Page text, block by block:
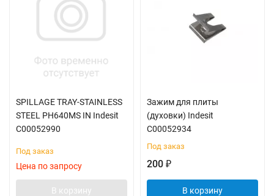
SPILLAGE TRAY-STAINLESS
STEEL PH640MS IN Indesit
C00052990
Под заказ
Цена по запросу
В корзину
Зажим для плиты
(духовки) Indesit
C00052934
Под заказ
200 ₽
В корзину